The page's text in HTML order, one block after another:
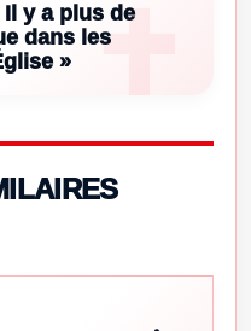
y a plus de
dans les
»